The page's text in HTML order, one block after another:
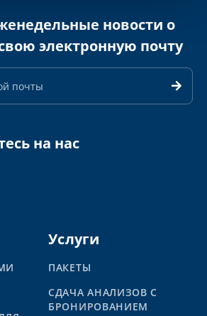
новости о
электронную почту
на нас
Услуги
ПАКЕТЫ
СДАЧА АНАЛИЗОВ С
БРОНИРОВАНИЕМ